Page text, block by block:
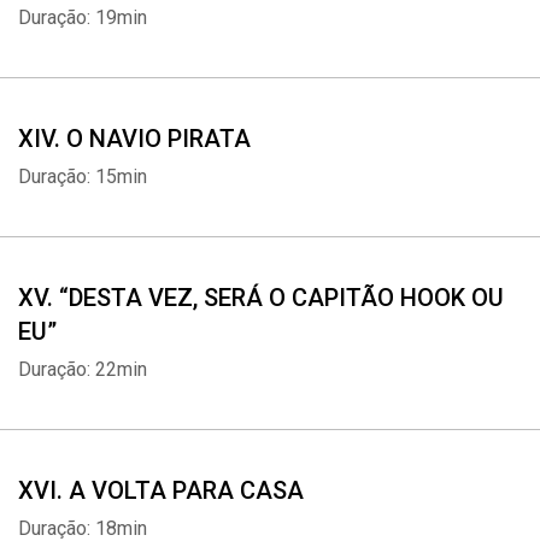
Duração: 19min
XIV. O NAVIO PIRATA
Duração: 15min
XV. “DESTA VEZ, SERÁ O CAPITÃO HOOK OU
EU”
Duração: 22min
XVI. A VOLTA PARA CASA
Duração: 18min